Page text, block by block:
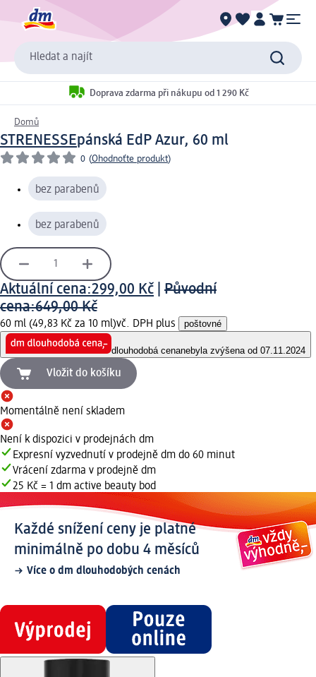
Hledat a najít
Doprava zdarma při nákupu od 1 290 Kč
Domů
STRENESSEpánská EdP Azur, 60 ml
0 (Ohodnoťte produkt)
bez parabenů
bez parabenů
Aktuální cena:299,00 Kč
Původní
cena:649,00 Kč
60 ml (49,83 Kč za 10 ml)vč. DPH plus poštovné
dlouhodobá cenanebyla zvýšena od 07.11.2024
Vložit do košíku
Momentálně není skladem
Není k dispozici v prodejnách dm
Expresní vyzvednutí v prodejně dm do 60 minut
Vrácení zdarma v prodejně dm
25 Kč = 1 dm active beauty bod
Každé snížení ceny je platné
minimálně po dobu 4 měsíců
Více o dm dlouhodobých cenách